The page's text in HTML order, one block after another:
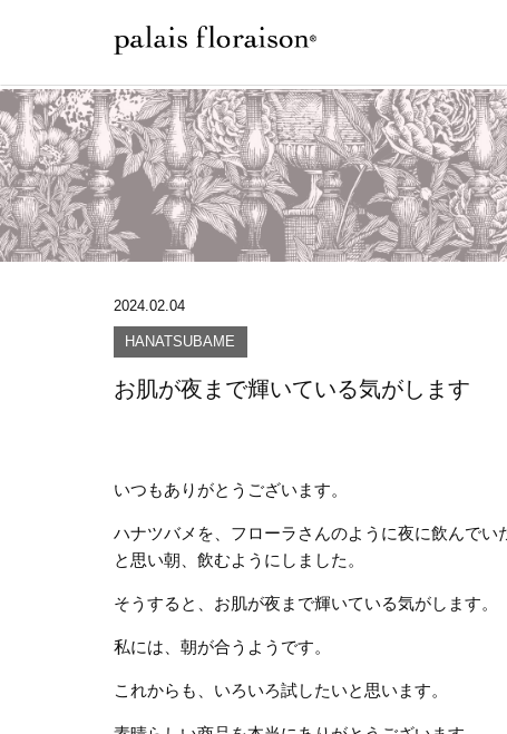
2024.02.04
HANATSUBAME
お肌が夜まで輝いている気がします
いつもありがとうございます。
ハナツバメを、フローラさんのように夜に飲んで
と思い朝、飲むようにしました。
そうすると、お肌が夜まで輝いている気がします。
私には、朝が合うようです。
これからも、いろいろ試したいと思います。